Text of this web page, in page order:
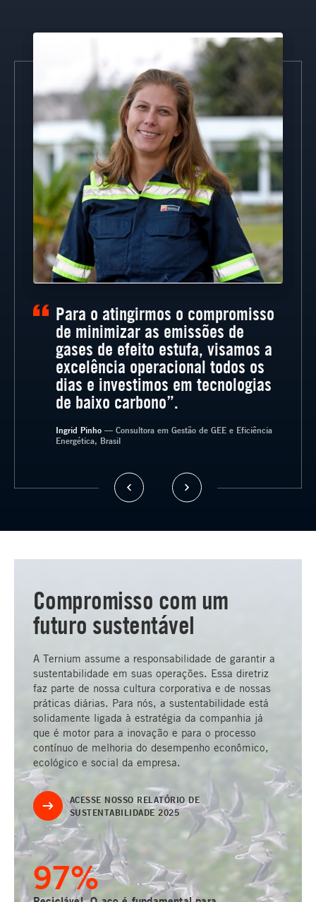
— Analista de Meio Ambiente, Brasil
Para o atingirmos o compromisso
de minimizar as emissões de
gases de efeito estufa, visamos a
excelência operacional todos os
dias e investimos em tecnologias
de baixo carbono”.
Ingrid Pinho— Consultora em Gestão de GEE e Eficiência
Energética, Brasil
Compromisso com um
futuro sustentável
A Ternium assume a responsabilidade de garantir a
sustentabilidade em suas operações. Essa diretriz
faz parte de nossa cultura corporativa e de nossas
práticas diárias. Para nós, a sustentabilidade está
solidamente ligada à estratégia da companhia já
que é motor para a inovação e para o processo
contínuo de melhoria do desempenho econômico,
ecológico e social da empresa.
ACESSE NOSSO RELATÓRIO DE
SUSTENTABILIDADE 2025
100%